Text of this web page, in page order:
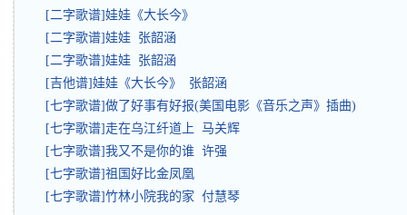
[二字歌谱]娃娃《大长今》
[二字歌谱]娃娃 张韶涵
[二字歌谱]娃娃 张韶涵
[吉他谱]娃娃《大长今》 张韶涵
[七字歌谱]做了好事有好报(美国电影《音乐之声》插曲)
[七字歌谱]走在乌江纤道上 马关辉
[七字歌谱]我又不是你的谁 许强
[七字歌谱]祖国好比金凤凰
[七字歌谱]竹林小院我的家 付慧琴